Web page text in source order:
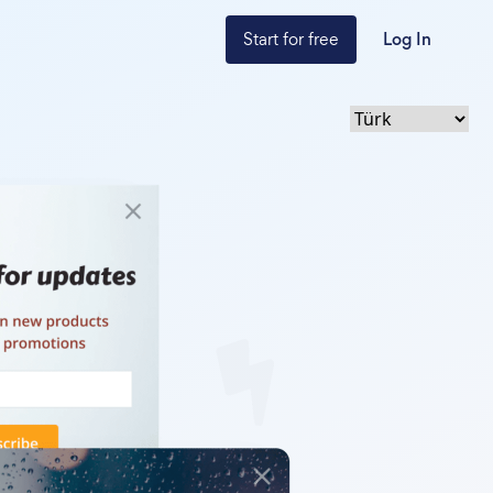
Start for free Log In